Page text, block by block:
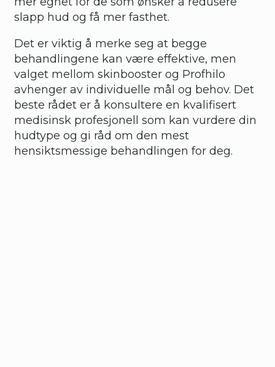
slapp hud og få mer fasthet.
Det er viktig å merke seg at begge
behandlingene kan være effektive, men
valget mellom skinbooster og Profhilo
avhenger av individuelle mål og behov. Det
beste rådet er å konsultere en kvalifisert
medisinsk profesjonell som kan vurdere din
hudtype og gi råd om den mest
hensiktsmessige behandlingen for deg.